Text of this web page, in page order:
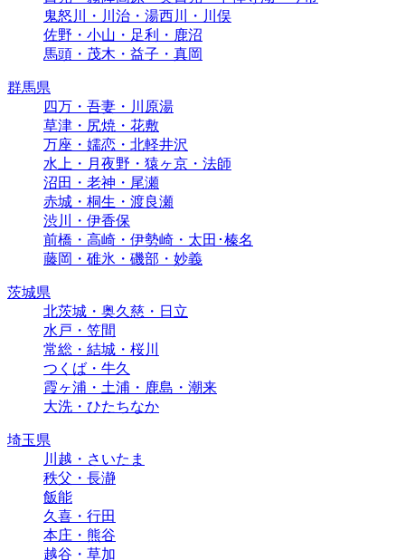
鬼怒川・川治・湯西川・川俣
佐野・小山・足利・鹿沼
馬頭・茂木・益子・真岡
群馬県
四万・吾妻・川原湯
草津・尻焼・花敷
万座・嬬恋・北軽井沢
水上・月夜野・猿ヶ京・法師
沼田・老神・尾瀬
赤城・桐生・渡良瀬
渋川・伊香保
前橋・高崎・伊勢崎・太田･榛名
藤岡・碓氷・磯部・妙義
茨城県
北茨城・奥久慈・日立
水戸・笠間
常総・結城・桜川
つくば・牛久
霞ヶ浦・土浦・鹿島・潮来
大洗・ひたちなか
埼玉県
川越・さいたま
秩父・長瀞
飯能
久喜・行田
本庄・熊谷
越谷・草加